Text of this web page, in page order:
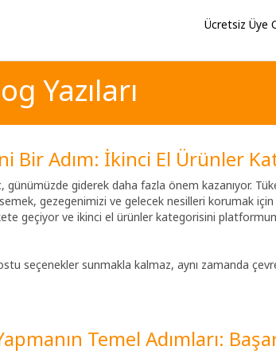
Ücretsiz Üye
Yazıları
Bir Adım: İkinci El Ürünler
giderek daha fazla önem kazanıyor.
gezegenimizi ve gelecek nesilleri korumak
geçiyor ve ikinci el ürünler kategorisini
seçenekler sunmakla kalmaz, aynı zamanda
Temel Adımları: